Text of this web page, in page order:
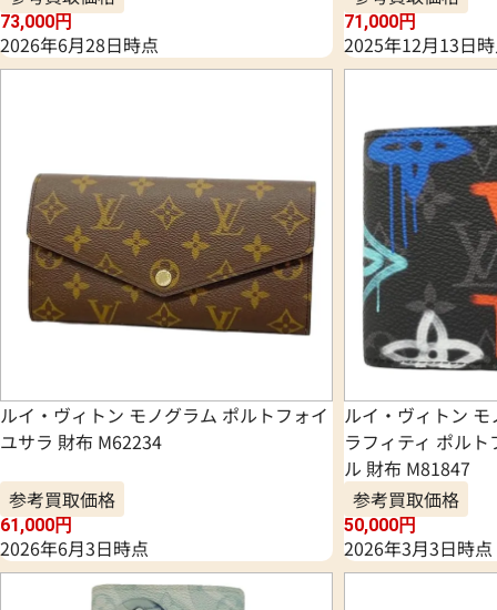
73,000円
2026年6月28日時点
71,000円
2025年12月13日
ルイ・ヴィトン モノグラム ポルトフォイ
ユサラ 財布 M62234
参考買取価格
61,000円
2026年6月3日時点
ルイ・ヴィトン
ラフィティ ポル
ル 財布 M81847
参考買取価格
50,000円
2026年3月3日時点